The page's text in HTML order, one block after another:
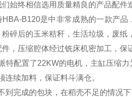
始终相信选用质量精良的产品配件
HBA-B120是中非常成熟的一款产品
粉碎后的玉米秸秆，生活垃圾，废
，压缩腔体经过铣床机密加工，保
特配置了22KW的电机，主缸压缩
连续加料，保证料斗满仓。
到完成的包块，在稻壳不足的情况下